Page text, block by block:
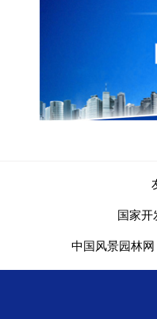
国家开
中国风景园林网